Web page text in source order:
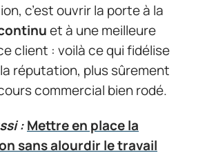
c’est ouvrir la porte à la
et à une meilleure
client : voilà ce qui fidélise
réputation, plus sûrement
commercial bien rodé.
:Mettre en place la
sans alourdir le travail